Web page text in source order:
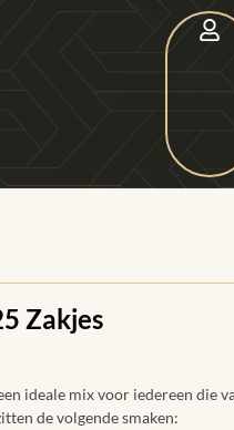
Zakjes
ideale mix voor iedereen die
de volgende smaken: